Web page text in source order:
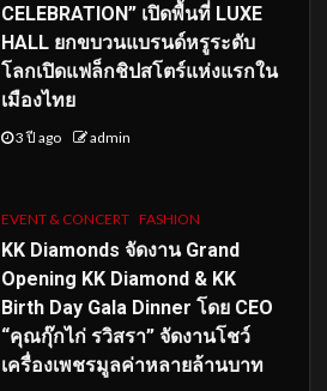
CELEBRATION” เปิดพื้นที่ LUXE
HALL ยกขบวนแบรนด์หรูระดับ
โลกเปิดแฟล็กชิปสโตร์แห่งแรกใน
เมืองไทย
3 ปี ago admin
EVENT & CONCERT FASHION
KK Diamonds จัดงาน Grand
Opening KK Diamond & KK
Birth Day Gala Dinner โดย CEO
“คุณกุ๊กไก่ รวิสรา” จัดงานโชว์
เครื่องเพชรมูลค่าหลายล้านบาท